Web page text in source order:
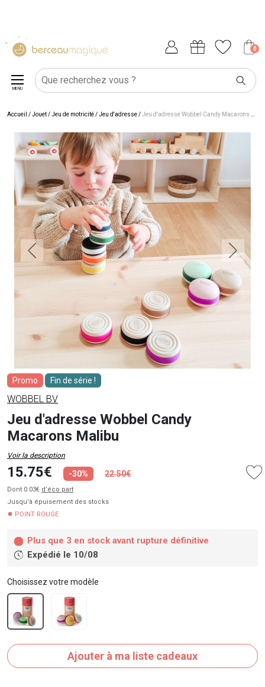
0
MENU
Accueil /Jouet/Jeu de motricité/Jeu d'adresse/Jeu d'adresse Wobbel Candy Macarons Malibu
Promo Fin de série !
WOBBEL BV
Jeu d'adresse Wobbel Candy
Macarons Malibu
Voir la description
15.75€ -30% 22.50€
Dont 0.03€ d’éco part
Jusqu'à épuisement des stocks
POINT ROUGE
Plus que 3 en stock avant rupture définitive
Expédié le 10/08
Choisissez votre modèle
Ajouter à ma liste cadeaux